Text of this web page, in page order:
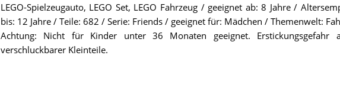
LEGO-Spielzeugauto, LEGO Set, LEGO Fahrzeug / geeignet ab: 8 Jahre /
bis: 12 Jahre / Teile: 682 / Serie: Friends / geeignet für: Mädchen / Themenwelt:
Achtung: Nicht für Kinder unter 36 Monaten geeignet. Erstickungsgefahr
verschluckbarer Kleinteile.